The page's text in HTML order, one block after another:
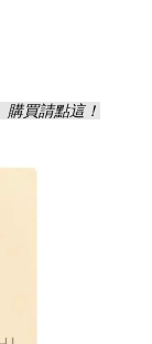
購買請點這！